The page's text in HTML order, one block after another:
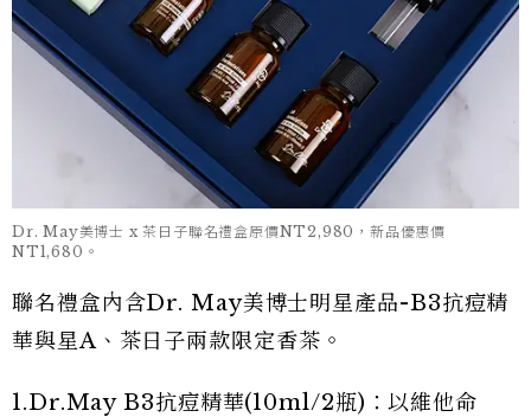
Dr. May美博士 x 茶日子聯名禮盒原價NT2,980，新品優惠價
NT1,680。
聯名禮盒內含Dr. May美博士明星產品-B3抗痘精
華與星A、茶日子兩款限定香茶。
1.Dr.May B3抗痘精華(10ml/2瓶)：以維他命